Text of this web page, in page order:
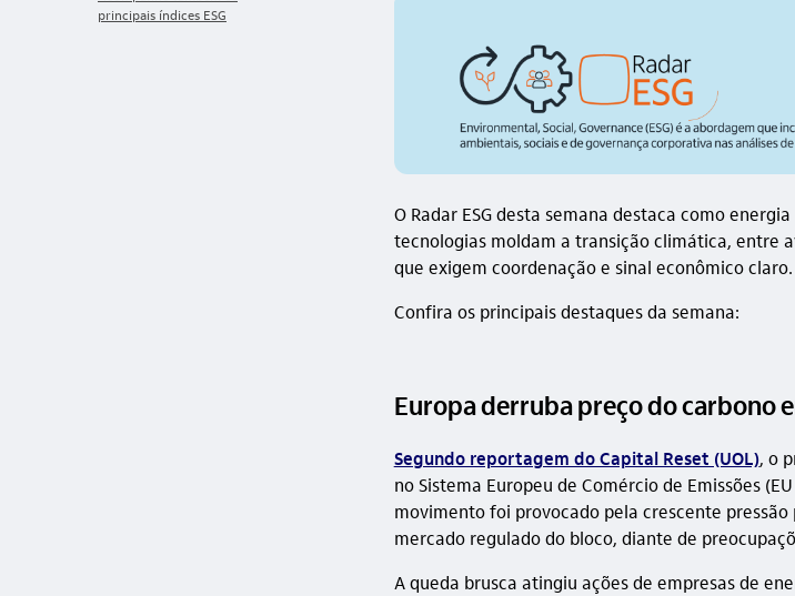
metade do crescimento
de 2026
principais índices ESG
O Radar ESG desta semana destaca como
tecnologias moldam a transição climática, entre
que exigem coordenação e sinal econômico claro.
Confira os principais destaques da semana:
Europa derruba preço do carbono
Segundo reportagem do Capital Reset (UOL), o
no Sistema Europeu de Comércio de Emissões
movimento foi provocado pela crescente
mercado regulado do bloco, diante de
A queda brusca atingiu ações de empresas de